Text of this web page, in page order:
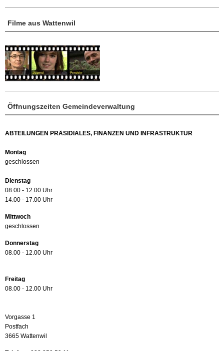
Öffnungszeiten Gemeindeverwaltung
ABTEILUNGEN PRÄSIDIALES, FINANZEN UND INFRASTRUKTUR
Montag
geschlossen
Dienstag
08.00 - 12.00 Uhr
14.00 - 17.00 Uhr
Mittwoch
geschlossen
Donnerstag
08.00 - 12.00 Uhr
Freitag
08.00 - 12.00 Uhr
Vorgasse 1
Postfach
3665 Wattenwil
Filme aus Wattenwil